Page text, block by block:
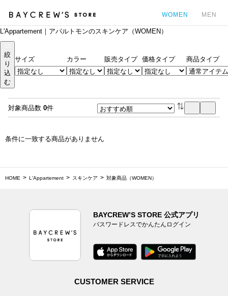
WOMEN MEN
L'Appartement｜アパルトモンのスキンケア（WOMEN）
絞
り
込
む
サイズ カラー 販売タイプ 価格タイプ 商品タイプ
対象商品数 0件
条件に一致する商品がありません
HOME L'Appartement スキンケア 対象商品（WOMEN）
BAYCREW’S STORE 公式アプリ
パスワードレスでかんたんログイン
CUSTOMER SERVICE